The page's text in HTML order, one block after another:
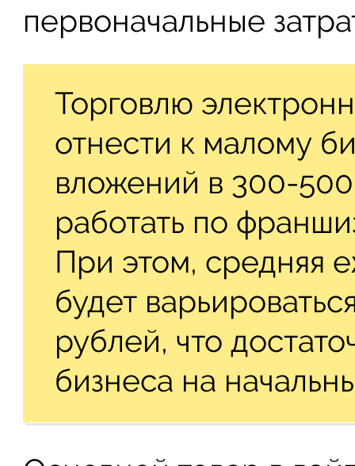
первоначальные
Торговлю
отнести к малому
вложений в 300-
работать по
При этом, средняя
будет
рублей, что
бизнеса на